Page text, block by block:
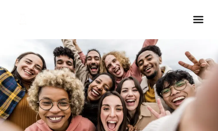
Inicio Real FM
Streaming
En Vivo
Descarga La APP
Programas